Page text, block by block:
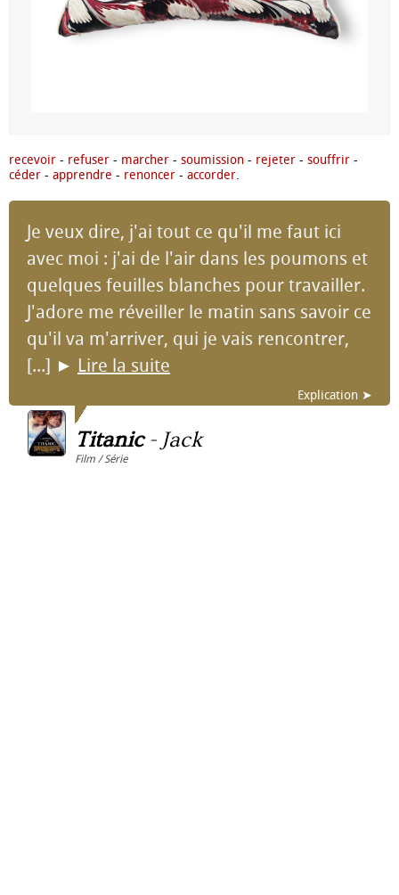
recevoir - refuser - marcher - soumission - rejeter - souffrir -
céder - apprendre - renoncer - accorder.
Je veux dire, j'ai tout ce qu'il me faut ici
avec moi : j'ai de l'air dans les poumons et
quelques feuilles blanches pour travailler.
J'adore me réveiller le matin sans savoir ce
qu'il va m'arriver, qui je vais rencontrer,
[...] ► Lire la suite
Explication ➤
Titanic- Jack
Film / Série